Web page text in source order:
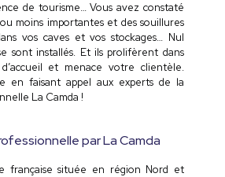
de tourisme… Vous avez constaté
moins importantes et des souillures
vos caves et vos stockages… Nul
sont installés. Et ils prolifèrent dans
et menace votre clientèle.
en faisant appel aux experts de la
La Camda !
par La Camda
française située en région Nord et